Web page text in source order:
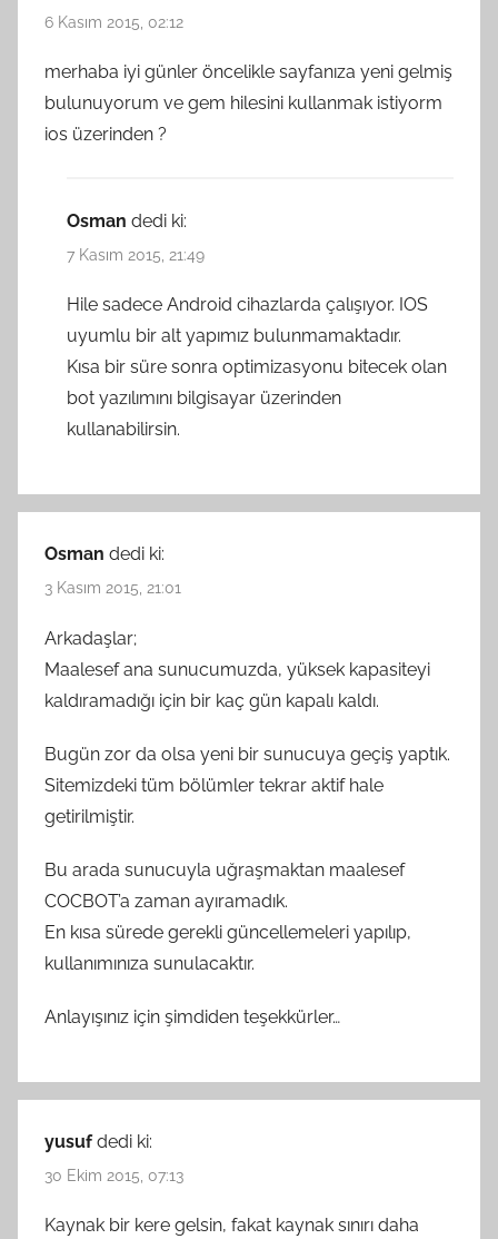
6 Kasım 2015, 02:12
merhaba iyi günler öncelikle sayfanıza yeni gelmiş
bulunuyorum ve gem hilesini kullanmak istiyorm
ios üzerinden ?
Osman dedi ki:
7 Kasım 2015, 21:49
Hile sadece Android cihazlarda çalışıyor. IOS
uyumlu bir alt yapımız bulunmamaktadır.
Kısa bir süre sonra optimizasyonu bitecek olan
bot yazılımını bilgisayar üzerinden
kullanabilirsin.
Osman dedi ki:
3 Kasım 2015, 21:01
Arkadaşlar;
Maalesef ana sunucumuzda, yüksek kapasiteyi
kaldıramadığı için bir kaç gün kapalı kaldı.
Bugün zor da olsa yeni bir sunucuya geçiş yaptık.
Sitemizdeki tüm bölümler tekrar aktif hale
getirilmiştir.
Bu arada sunucuyla uğraşmaktan maalesef
COCBOT’a zaman ayıramadık.
En kısa sürede gerekli güncellemeleri yapılıp,
kullanımınıza sunulacaktır.
Anlayışınız için şimdiden teşekkürler…
yusuf dedi ki:
30 Ekim 2015, 07:13
Kaynak bir kere gelsin, fakat kaynak sınırı daha